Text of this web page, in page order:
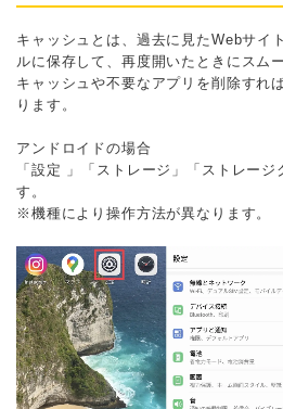
キャッシュとは、過去に見たWebサイ
ルに保存して、再度開いたときにスム
キャッシュや不要なアプリを削除すれ
ります。
アンドロイドの場合
「設定 」
「ストレージ」
「ストレー
す。
※機種により操作方法が異なります。